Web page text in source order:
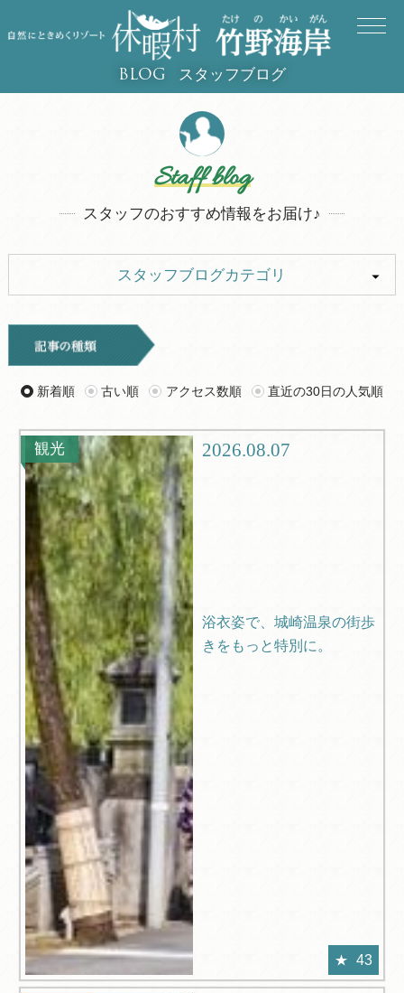
BLOG スタッフブログ
Staff blog
スタッフのおすすめ情報をお届け♪
スタッフブログカテゴリ
キャンプ
旅行記 ツアー
グルメ
ブログ
新着順 古い順 アクセス数順 直近の30日の人気順
観光 2026.08.07
浴衣姿で、城崎温泉の街歩
きをもっと特別に。
43